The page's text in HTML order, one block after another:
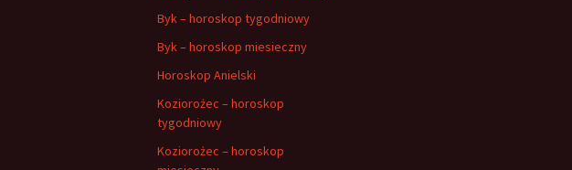
Byk – horoskop tygodniowy
Byk – horoskop miesieczny
Horoskop Anielski
Koziorożec – horoskop
tygodniowy
Koziorożec – horoskop